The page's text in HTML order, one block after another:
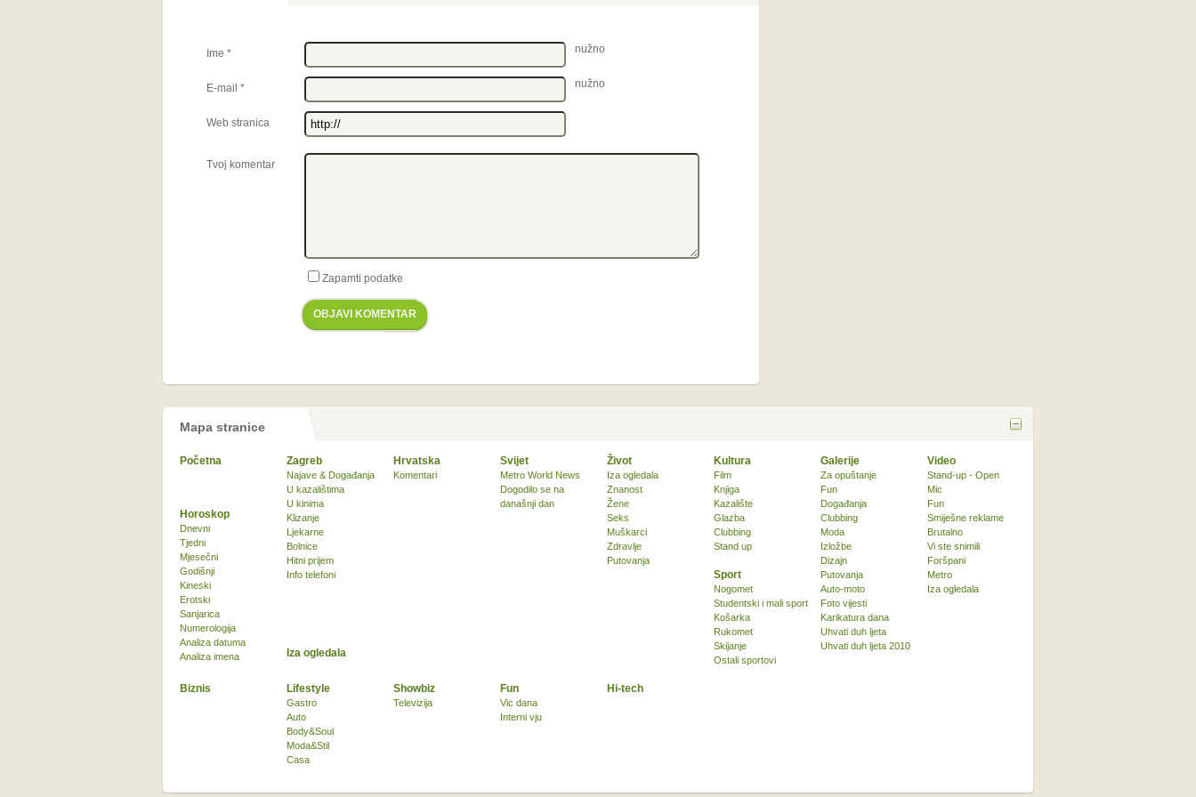
Ime * nužno
E-mail * nužno
Web stranica
Tvoj komentar
Zapamti podatke
OBJAVI KOMENTAR
Mapa stranice
Početna Zagreb
Najave & Događanja
U kazalištima
U kinima
Klizanje
Ljekarne
Bolnice
Hitni prijem
Info telefoni
Hrvatska
Komentari
Svijet
Metro World News
Dogodilo se na
današnji dan
Život
Iza ogledala
Znanost
Žene
Seks
Muškarci
Zdravlje
Putovanja
Kultura
Film
Knjiga
Kazalište
Glazba
Clubbing
Stand up
Sport
Nogomet
Studentski i mali sport
Košarka
Rukomet
Skijanje
Ostali sportovi
Biznis Lifestyle
Gastro
Auto
Body&Soul
Moda&Stil
Casa
Showbiz
Televizija
Fun
Vic dana
Interni vju
Horoskop
Dnevni
Tjedni
Mjesečni
Godišnji
Kineski
Erotski
Sanjarica
Numerologija
Analiza datuma
Analiza imena
Iza ogledala
Hi-tech
Galerije
Za opuštanje
Fun
Događanja
Clubbing
Moda
Izložbe
Dizajn
Putovanja
Auto-moto
Foto vijesti
Karikatura dana
Uhvati duh ljeta
Uhvati duh ljeta 2010
Video
Stand-up - Open
Mic
Fun
Smiješne reklame
Brutalno
Vi ste snimili
Foršpani
Metro
Iza ogledala